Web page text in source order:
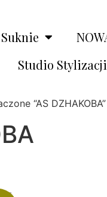
Suknie
Studio
“AS DZHAKOBA”